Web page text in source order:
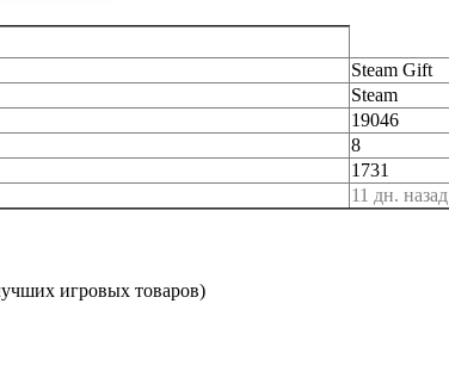
Steam Gift
Steam
19046
8
1731
11 дн. назад
игровых товаров)